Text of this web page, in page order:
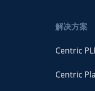
解决方案
Centric
Centric